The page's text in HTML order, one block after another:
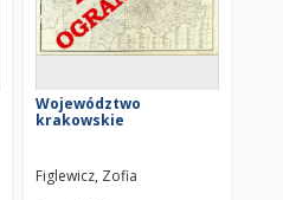
Województwo
krakowskie
Figlewicz, Zofia